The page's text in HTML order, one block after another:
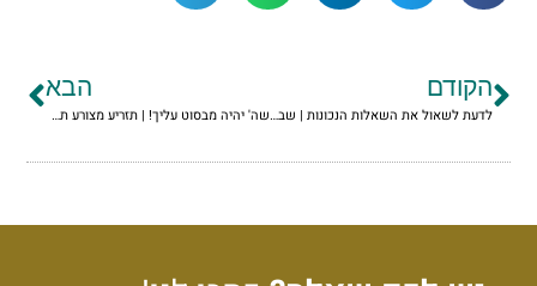
הקודם
לדעת לשאול את השאלות הנכונות | שבת הגדול תשפ"ו
הבא
שה' יהיה מבסוט עליך! | תזריע מצורע תשפ"ו